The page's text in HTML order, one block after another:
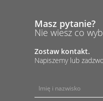
Masz pytanie?
Nie wiesz co
Zostaw kontakt.
Napiszemy lub